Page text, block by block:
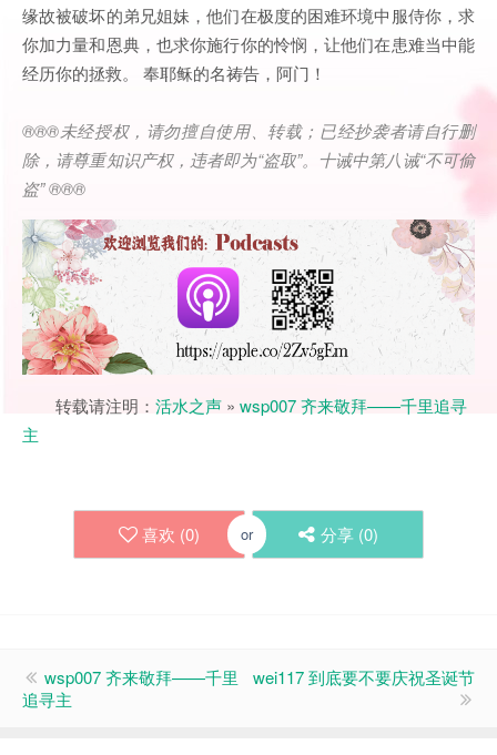
缘故被破坏的弟兄姐妹，他们在极度的困难环境中服侍你，求
你加力量和恩典，也求你施行你的怜悯，让他们在患难当中能
经历你的拯救。 奉耶稣的名祷告，阿门！
®®®未经授权，请勿擅自使用、转载；已经抄袭者请自行删
除，请尊重知识产权，违者即为“盗取”。十诫中第八诫“不可偷
盗” ®®®
转载请注明： 活水之声 » wsp007 齐来敬拜——千里追寻
主
喜欢 (0) or 分享 (0)
wsp007 齐来敬拜——千里
追寻主
wei117 到底要不要庆祝圣诞节